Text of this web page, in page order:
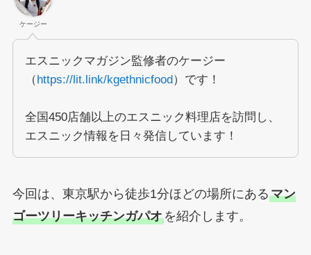
ケージー
エスニックマガジン監修者のケージー
（https://lit.link/kgethnicfood）です！
全国450店舗以上のエスニック料理店を訪問し、
エスニック情報を日々発信しています！
今回は、東京駅から徒歩1分ほどの場所にあるマン
ゴーツリーキッチンガパオを紹介します。